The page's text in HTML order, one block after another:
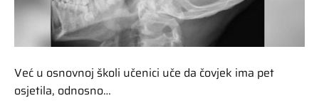
Već u osnovnoj školi učenici uče da čovjek ima pet
osjetila, odnosno…